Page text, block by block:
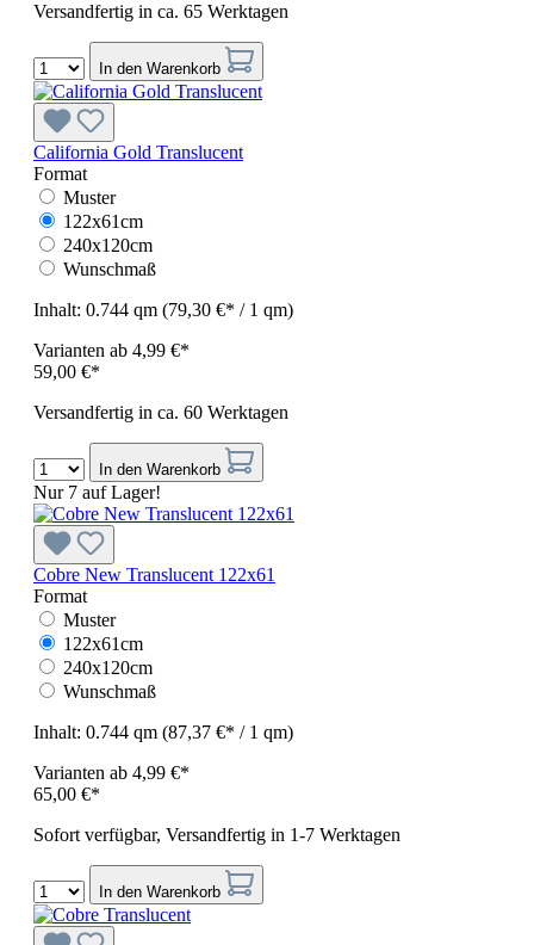
Versandfertig in ca. 65 Werktagen
In den Warenkorb
California Gold Translucent
Format
Muster
122x61cm
240x120cm
Wunschmaß
Inhalt: 0.744 qm (79,30 €* / 1 qm)
Varianten ab 4,99 €*
59,00 €*
Versandfertig in ca. 60 Werktagen
In den Warenkorb
Nur 7 auf Lager!
Cobre New Translucent 122x61
Format
Muster
122x61cm
240x120cm
Wunschmaß
Inhalt: 0.744 qm (87,37 €* / 1 qm)
Varianten ab 4,99 €*
65,00 €*
Sofort verfügbar, Versandfertig in 1-7 Werktagen
In den Warenkorb